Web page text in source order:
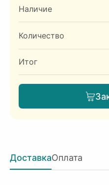
Наличие
Количество
Итог
ДоставкаОплата